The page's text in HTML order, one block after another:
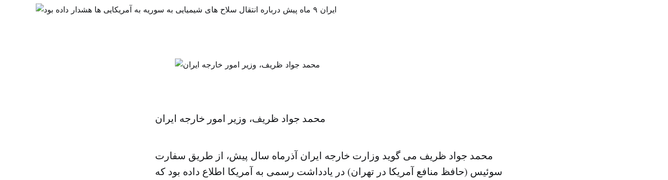
محمد جواد ظریف، وزیر امور خارجه ایران
محمد جواد ظریف می گوید وزارت خارجه ایران آذرماه سال پیش، از طریق سفارت
سوئیس (حافظ منافع آمریکا در تهران) در یادداشت رسمی به آمریکا اطلاع داده بود که